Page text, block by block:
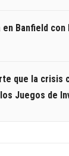
Banfield con
que la crisis
Juegos de